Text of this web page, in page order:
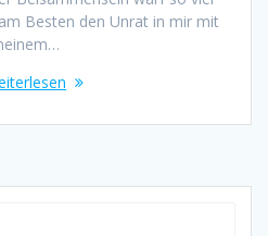
Besten den Unrat in mir mit